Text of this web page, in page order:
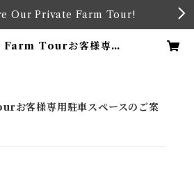
Our Private Farm Tour!
Tourお客様専用
客様専用駐車スペースのご案